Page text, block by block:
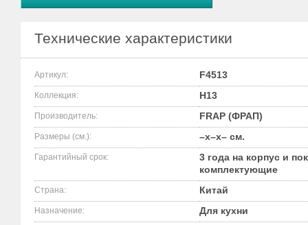
Технические характеристики
Артикул: F4513
Коллекция: H13
Производитель: FRAP (ФРАП)
Размеры (см.): –x–x– см.
Гарантийный срок:
3 года на корпус и
комплектующие
Страна: Китай
Назначение: Для кухни